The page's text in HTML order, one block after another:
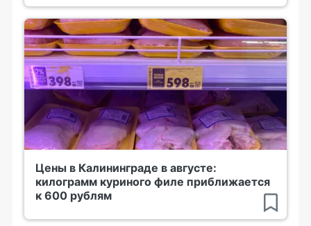
Цены в Калининграде в августе:
килограмм куриного филе приближается
к 600 рублям